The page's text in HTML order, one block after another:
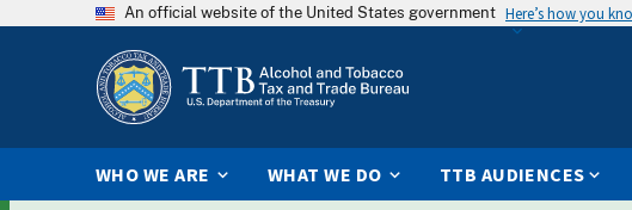
An official website of the United States government Here’s how you
WHO WE ARE WHAT WE DO TTB AUDIENCES